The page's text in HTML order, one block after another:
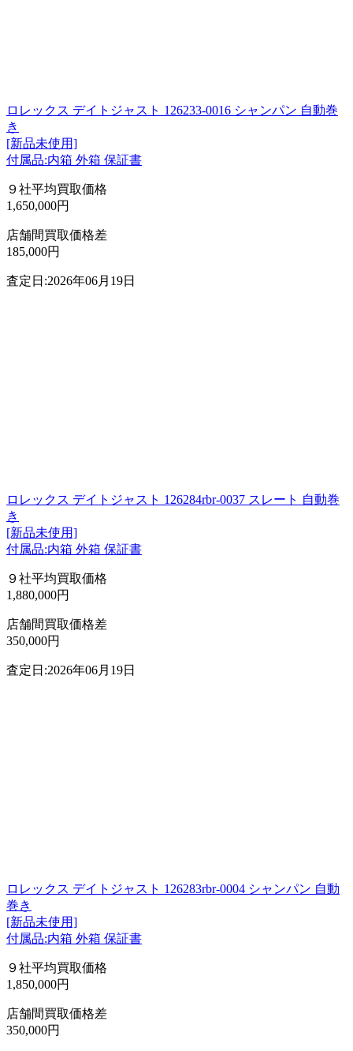
ロレックス デイトジャスト 126233-0016 シャンパン 自動巻
き
[新品未使用]
付属品:内箱 外箱 保証書
９社平均買取価格
1,650,000円
店舗間買取価格差
185,000円
査定日:2026年06月19日
ロレックス デイトジャスト 126284rbr-0037 スレート 自動巻
き
[新品未使用]
付属品:内箱 外箱 保証書
９社平均買取価格
1,880,000円
店舗間買取価格差
350,000円
査定日:2026年06月19日
ロレックス デイトジャスト 126283rbr-0004 シャンパン 自動
巻き
[新品未使用]
付属品:内箱 外箱 保証書
９社平均買取価格
1,850,000円
店舗間買取価格差
350,000円